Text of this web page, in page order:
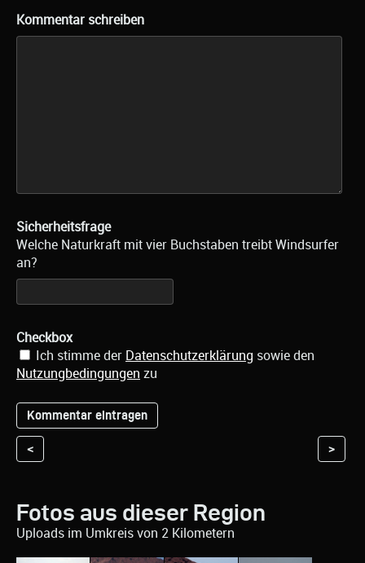
Kommentar schreiben
Sicherheitsfrage
Welche Naturkraft mit vier Buchstaben treibt Windsurfer
an?
Checkbox
Ich stimme der Datenschutzerklärung sowie den
Nutzungbedingungen zu
< >
Fotos aus dieser Region
Uploads im Umkreis von 2 Kilometern